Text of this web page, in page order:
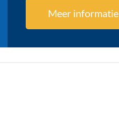
Meer informatie